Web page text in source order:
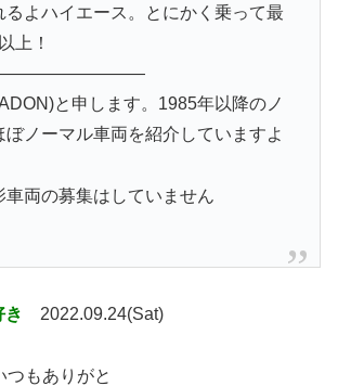
るよハイエース。とにかく乗って最
上！
と申します。1985年以降のノ
ぼノーマル車両を紹介していますよ
両の募集はしていません
き 2022.09.24(Sat)
つもありがと